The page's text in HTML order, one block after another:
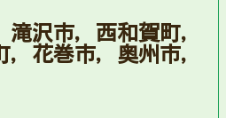
沢市，西和賀町，
花巻市，奥州市，